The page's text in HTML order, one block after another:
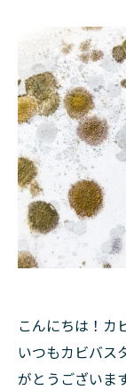
こんにちは！カ
いつもカビバス
がとうございます